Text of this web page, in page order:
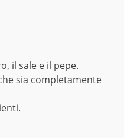
il sale e il pepe.
sia completamente